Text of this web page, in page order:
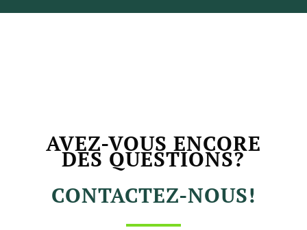
AVEZ-VOUS ENCORE
DES QUESTIONS?
CONTACTEZ-NOUS!